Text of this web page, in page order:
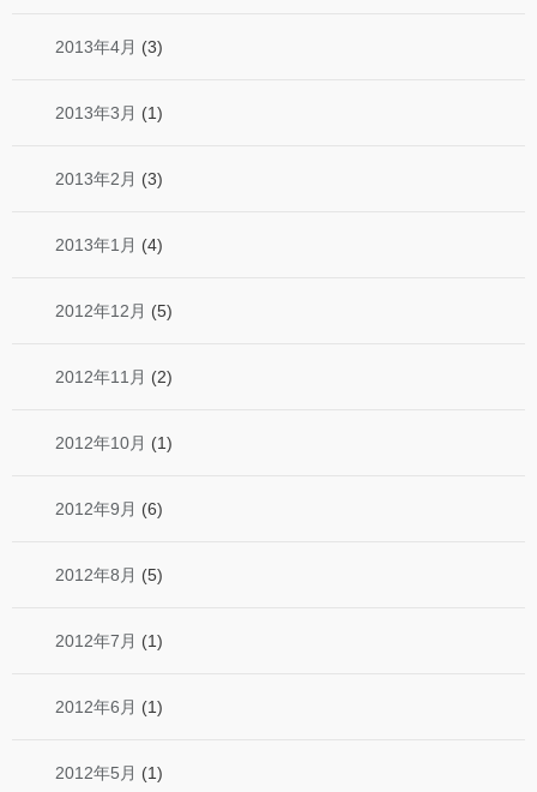
2013年4月 (3)
2013年3月 (1)
2013年2月 (3)
2013年1月 (4)
2012年12月 (5)
2012年11月 (2)
2012年10月 (1)
2012年9月 (6)
2012年8月 (5)
2012年7月 (1)
2012年6月 (1)
2012年5月 (1)